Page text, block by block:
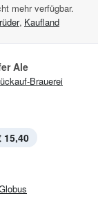
mehr verfügbar.
, Kaufland
Ale
Brauerei
15,40